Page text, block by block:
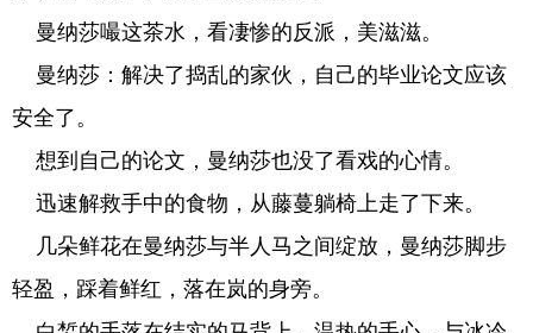
曼纳莎嘬这茶水，看凄惨的反派，美滋滋。
曼纳莎：解决了捣乱的家伙，自己的毕业论文应该
安全了。
想到自己的论文，曼纳莎也没了看戏的心情。
迅速解救手中的食物，从藤蔓躺椅上走了下来。
几朵鲜花在曼纳莎与半人马之间绽放，曼纳莎脚步
轻盈，踩着鲜红，落在岚的身旁。